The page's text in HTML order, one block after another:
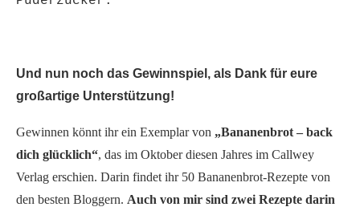
Und nun noch das Gewinnspiel, als Dank für eure
großartige Unterstützung!
Gewinnen könnt ihr ein Exemplar von „Bananenbrot – back
dich glücklich“, das im Oktober diesen Jahres im Callwey
Verlag erschien. Darin findet ihr 50 Bananenbrot-Rezepte von
den besten Bloggern. Auch von mir sind zwei Rezepte darin